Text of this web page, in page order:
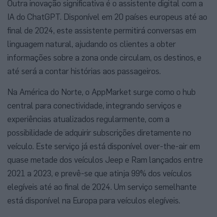
Outra inovação significativa é o assistente digital com a
IA do ChatGPT. Disponível em 20 países europeus até ao
final de 2024, este assistente permitirá conversas em
linguagem natural, ajudando os clientes a obter
informações sobre a zona onde circulam, os destinos, e
até será a contar histórias aos passageiros.
Na América do Norte, o AppMarket surge como o hub
central para conectividade, integrando serviços e
experiências atualizados regularmente, com a
possibilidade de adquirir subscrições diretamente no
veículo. Este serviço já está disponível over-the-air em
quase metade dos veículos Jeep e Ram lançados entre
2021 a 2023, e prevê-se que atinja 99% dos veículos
elegíveis até ao final de 2024. Um serviço semelhante
está disponível na Europa para veículos elegíveis.